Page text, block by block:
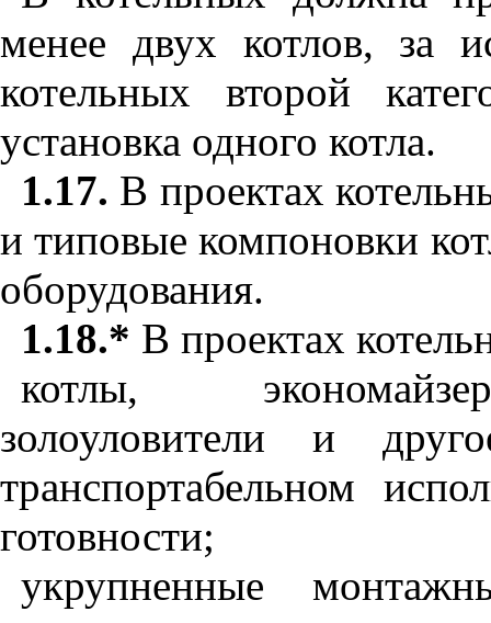
менее двух котлов, за
котельных второй
установка одного котла.
1.17. В проектах
и типовые компоновки
оборудования.
1.18.* В проектах
котлы,
золоуловители и
транспортабельном
готовности;
укрупненные